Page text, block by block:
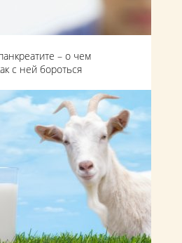
– о чем
с ней бороться